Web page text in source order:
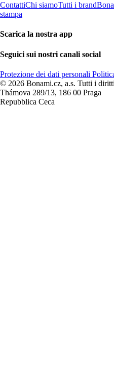
ContattiChi siamoTutti i brand
stampa
Scarica la nostra app
Seguici sui nostri canali social
Protezione dei dati personali
© 2026 Bonami.cz, a.s. Tutti i
Thámova 289/13, 186 00 Praga
Repubblica Ceca